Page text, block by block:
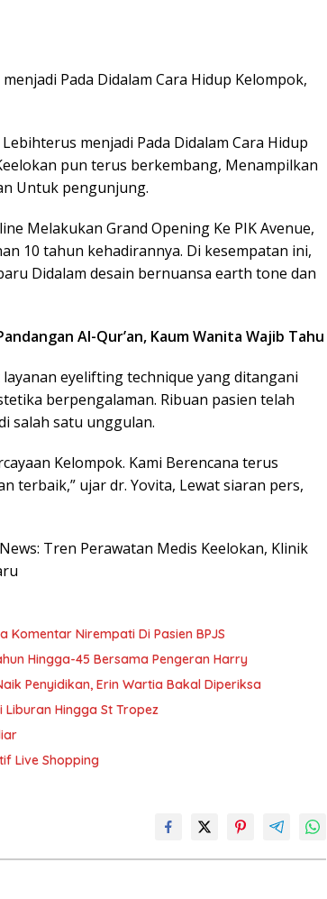
Pada Didalam Cara Hidup Kelompok,
menjadi Pada Didalam Cara Hidup
pun terus berkembang, Menampilkan
Untuk pengunjung.
Melakukan Grand Opening Ke PIK Avenue,
10 tahun kehadirannya. Di kesempatan ini,
Didalam desain bernuansa earth tone dan
Al-Qur’an, Kaum Wanita Wajib Tahu
eyelifting technique yang ditangani
berpengalaman. Ribuan pasien telah
salah satu unggulan.
Kelompok. Kami Berencana terus
terbaik,” ujar dr. Yovita, Lewat siaran pers,
Tren Perawatan Medis Keelokan, Klinik
Komentar Nirempati Di Pasien BPJS
Hingga-45 Bersama Pengeran Harry
Penyidikan, Erin Wartia Bakal Diperiksa
Hingga St Tropez
Live Shopping